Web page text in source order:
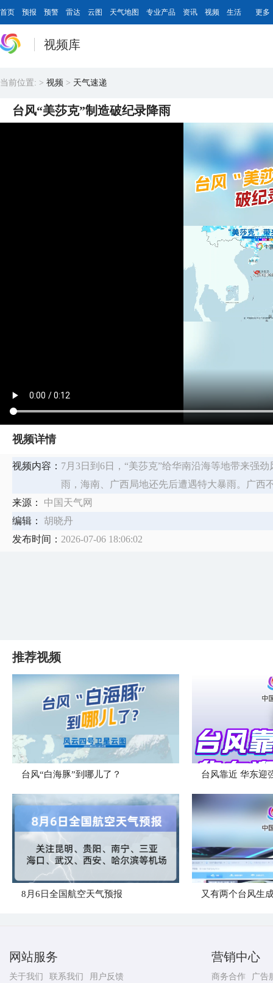
首页 预报 预警 雷达 云图 天气地图 专业产品 资讯 视频 生活 更多
视频库
当前位置: > 视频 > 天气速递
台风“美莎克”制造破纪录降雨
视频详情
视频内容： 7月3日到6日，“美莎克”给华南沿海等地带来强
雨，海南、广西局地还先后遭遇特大暴雨。广西
来源：
中国天气网
编辑：
胡晓丹
发布时间： 2026-07-06 18:06:02
推荐视频
台风“白海豚”到哪儿了？ 台风靠近 华东迎
8月6日全国航空天气预报 又有两个台风生
网站服务
关于我们 联系我们
用户反馈
营销中心
商务合作
广告